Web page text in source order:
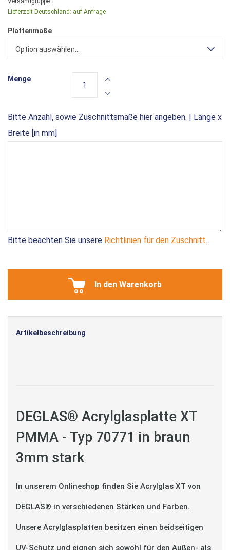
Lieferzeit Deutschland: auf Anfrage
Plattenmaße
Option auswählen...
Bitte Anzahl, sowie Zuschnittsmaße hier angeben. | Länge x
Breite [in mm]
Bitte beachten Sie unsere Richtlinien für den Zuschnitt.
Menge
In den Warenkorb
Artikelbeschreibung
DEGLAS® Acrylglasplatte XT
PMMA - Typ 70771 in braun
3mm stark
In unserem Onlineshop finden Sie Acrylglas XT von
DEGLAS® in verschiedenen Stärken und Farben.
Unsere Acrylglasplatten besitzen einen beidseitigen
UV-Schutz und eignen sich sowohl für den Außen- als